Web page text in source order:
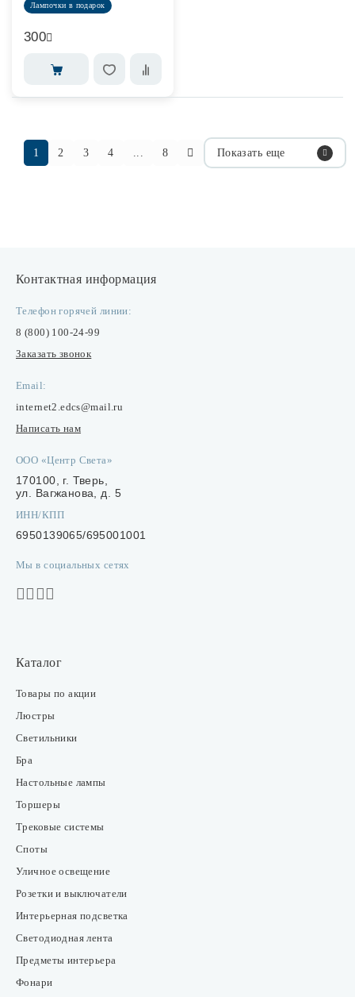
Лампочки в подарок
300
1 2 3 4 ... 8 Показать еще
Контактная информация
Телефон горячей линии:
8 (800) 100-24-99
Заказать звонок
Email:
internet2.edcs@mail.ru
Написать нам
ООО «Центр Света»
170100, г. Тверь,
ул. Вагжанова, д. 5
ИНН/КПП
6950139065/695001001
Мы в социальных сетях
Каталог
Товары по акции
Люстры
Светильники
Бра
Настольные лампы
Торшеры
Трековые системы
Споты
Уличное освещение
Розетки и выключатели
Интерьерная подсветка
Светодиодная лента
Предметы интерьера
Фонари